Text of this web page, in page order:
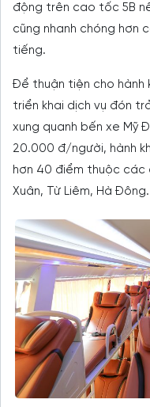
động trên cao tốc 5B
cũng nhanh chóng hơn
tiếng.
Để thuận tiện cho hành
triển khai dịch vụ đón
xung quanh bến xe Mỹ
20.000 đ/người, hành
hơn 40 điểm thuộc các
Xuân, Từ Liêm, Hà Đông.